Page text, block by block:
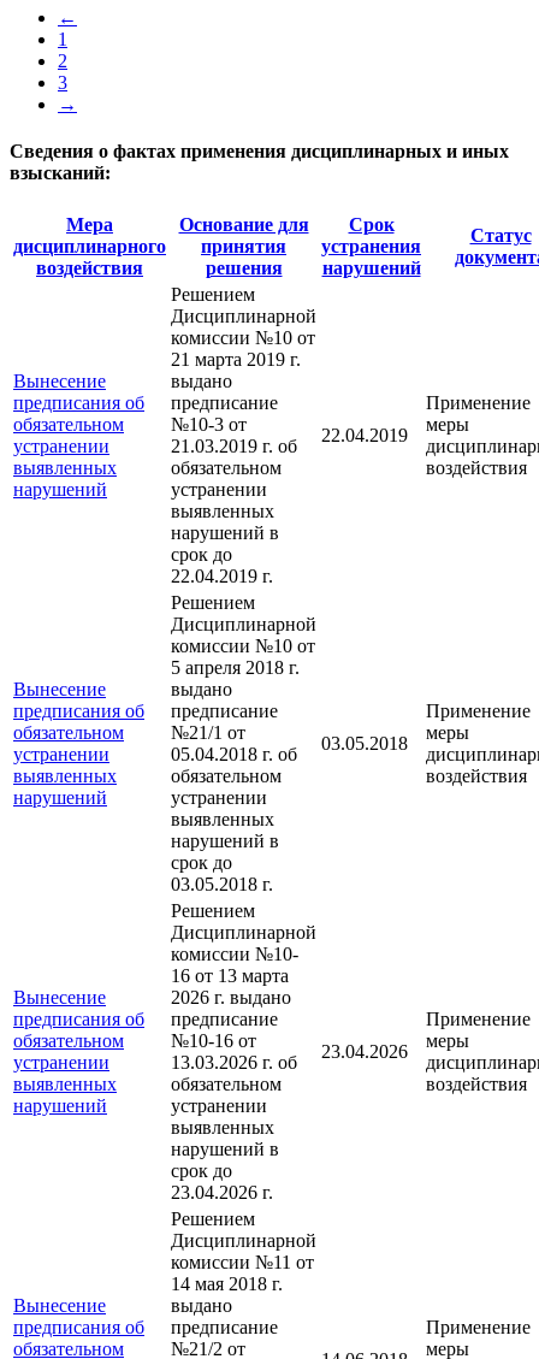
←
1
2
3
→
Сведения о фактах применения дисциплинарных и иных
взысканий:
Мера
дисциплинарного
воздействия
Основание для
принятия
решения
Срок
устранения
нарушений
Статус
Вынесение
предписания об
обязательном
устранении
выявленных
нарушений
Решением
Дисциплинарной
комиссии №10 от
21 марта 2019 г.
выдано
предписание
№10-3 от
21.03.2019 г. об
обязательном
устранении
выявленных
нарушений в
срок до
22.04.2019 г.
22.04.2019
Применение
меры
воздействия
Вынесение
предписания об
обязательном
устранении
выявленных
нарушений
Решением
Дисциплинарной
комиссии №10 от
5 апреля 2018 г.
выдано
предписание
№21/1 от
05.04.2018 г. об
обязательном
устранении
выявленных
нарушений в
срок до
03.05.2018 г.
03.05.2018
Применение
меры
воздействия
Вынесение
предписания об
обязательном
устранении
выявленных
нарушений
Решением
Дисциплинарной
комиссии №10-
16 от 13 марта
2026 г. выдано
предписание
№10-16 от
13.03.2026 г. об
обязательном
устранении
выявленных
нарушений в
срок до
23.04.2026 г.
23.04.2026
Применение
меры
воздействия
Вынесение
предписания об
обязательном
Решением
Дисциплинарной
комиссии №11 от
14 мая 2018 г.
выдано
предписание
№21/2 от
Применение
меры